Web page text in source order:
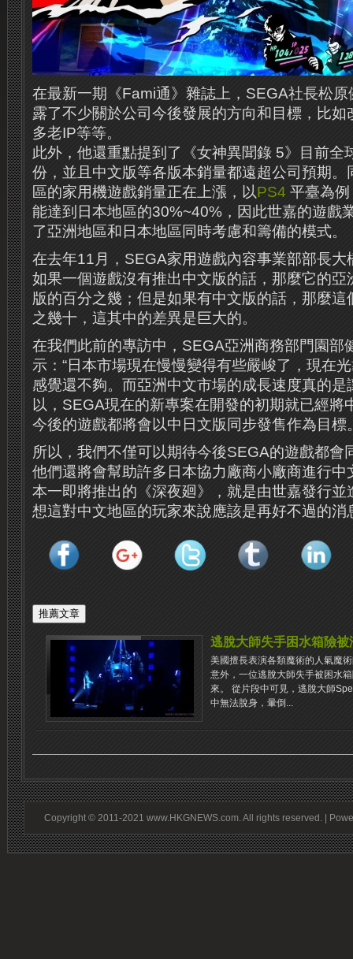
在最新一期《Fami通》雜誌上，SEGA社長松
露了不少關於公司今後發展的方向和目標，比
多老IP等等。
此外，他還重點提到了《女神異聞錄 5》目前全
份，並且中文版等各版本銷量都遠超公司預期。
區的家用機遊戲銷量正在上漲，以PS4 平臺為
能達到日本地區的30%~40%，因此世嘉的遊戲
了亞洲地區和日本地區同時考慮和籌備的模式。
在去年11月，SEGA家用遊戲內容事業部部長大
如果一個遊戲沒有推出中文版的話，那麼它的亞
版的百分之幾；但是如果有中文版的話，那麼
之幾十，這其中的差異是巨大的。
在我們此前的專訪中，SEGA亞洲商務部門園部
示：“日本市場現在慢慢變得有些嚴峻了，現在
感覺還不夠。而亞洲中文市場的成長速度真的是
以，SEGA現在的新專案在開發的初期就已經將
今後的遊戲都將會以中日文版同步發售作為目標
所以，我們不僅可以期待今後SEGA的遊戲都會
他們還將會幫助許多日本協力廠商小廠商進行中
本一即將推出的《深夜廻》，就是由世嘉發行並
想這對中文地區的玩家來說應該是再好不過的消
逃脫大師失手困水箱險被
美國擅長表演各類魔術的人氣魔
意外，一位逃脫大師失手被困水
來。 從片段中可見，逃脫大師
中無法脫身，暈倒...
Copyright © 2011-2021 www.HKGNEWS.com. All rights reserved. |